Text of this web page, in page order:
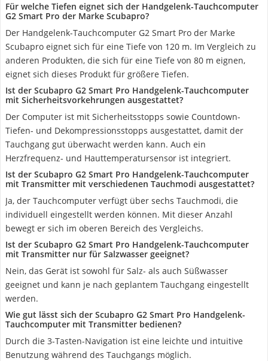
Für welche Tiefen eignet sich der Handgelenk-Tauchcomputer
G2 Smart Pro der Marke Scubapro?
Der Handgelenk-Tauchcomputer G2 Smart Pro der Marke
Scubapro eignet sich für eine Tiefe von 120 m. Im Vergleich zu
anderen Produkten, die sich für eine Tiefe von 80 m eignen,
eignet sich dieses Produkt für größere Tiefen.
Ist der Scubapro G2 Smart Pro Handgelenk-Tauchcomputer
mit Sicherheitsvorkehrungen ausgestattet?
Der Computer ist mit Sicherheitsstopps sowie Countdown-
Tiefen- und Dekompressionsstopps ausgestattet, damit der
Tauchgang gut überwacht werden kann. Auch ein
Herzfrequenz- und Hauttemperatursensor ist integriert.
Ist der Scubapro G2 Smart Pro Handgelenk-Tauchcomputer
mit Transmitter mit verschiedenen Tauchmodi ausgestattet?
Ja, der Tauchcomputer verfügt über sechs Tauchmodi, die
individuell eingestellt werden können. Mit dieser Anzahl
bewegt er sich im oberen Bereich des Vergleichs.
Ist der Scubapro G2 Smart Pro Handgelenk-Tauchcomputer
mit Transmitter nur für Salzwasser geeignet?
Nein, das Gerät ist sowohl für Salz- als auch Süßwasser
geeignet und kann je nach geplantem Tauchgang eingestellt
werden.
Wie gut lässt sich der Scubapro G2 Smart Pro Handgelenk-
Tauchcomputer mit Transmitter bedienen?
Durch die 3-Tasten-Navigation ist eine leichte und intuitive
Benutzung während des Tauchgangs möglich.